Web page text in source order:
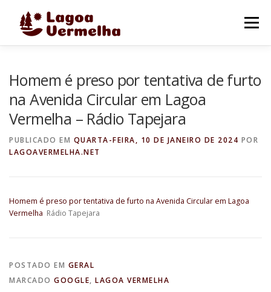
Menu
FALE CONOSCO
Homem é preso por tentativa de furto
na Avenida Circular em Lagoa
Vermelha – Rádio Tapejara
PUBLICADO EM QUARTA-FEIRA, 10 DE JANEIRO DE 2024 POR
LAGOAVERMELHA.NET
Homem é preso por tentativa de furto na Avenida Circular em Lagoa
Vermelha Rádio Tapejara
POSTADO EM GERAL
MARCADO GOOGLE, LAGOA VERMELHA